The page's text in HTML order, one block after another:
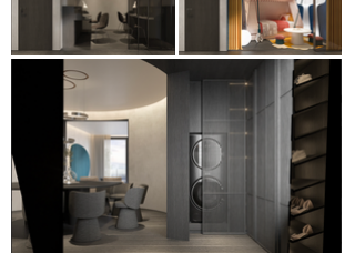
Mỗi quyết định thiết kế, từ đồ nội thất đặt làm
riêng cho đến cách khai thác ánh sáng tự nhiên,
đều hướng đến việc nâng cao sự tiện nghi và
chất lượng sống. Không chỉ đơn thuần là một
không gian nội thất, Zeit River Thủ Thiêm đại
diện cho một phong cách sống — nơi sự sang
trọng hiện đại hòa quyện cùng cảm giác thân
mật, và thiết kế trở thành tấm nền cho cả đời
sống gia đình lẫn dấu ấn cá nhân.